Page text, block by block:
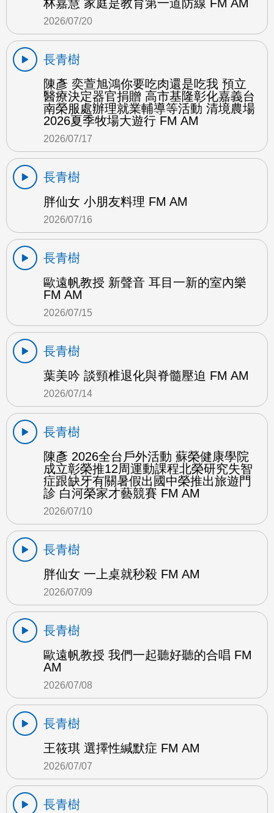
林嘉慧 家庭是教育第一道防線 FM AM
2026/07/20
長青樹
陳彥 奕萱旭鴻你要吃肉還是吃我 預立
醫療決定器官捐贈 高市基隆彰化嘉義台
南榮服處辦理就業輔導等活動 清境農場
2026夏季牧場大遊行 FM AM
2026/07/17
長青樹
胖仙女 小朋友料理 FM AM
2026/07/16
長青樹
歐遠帆教授 新聲音 耳目一新的室內樂
FM AM
2026/07/15
長青樹
葉美吟 談頸椎退化與脊髓壓迫 FM AM
2026/07/14
長青樹
陳彥 2026全台戶外活動 蘇榮健康學院
成立彰榮推12周運動課程北榮研究失智
症跟缺牙有關暑假出國中榮推出旅遊門
診 白河榮家才藝競賽 FM AM
2026/07/10
長青樹
胖仙女 一上桌就秒殺 FM AM
2026/07/09
長青樹
歐遠帆教授 我們一起聽好聽的合唱 FM
AM
2026/07/08
長青樹
王筱琪 選擇性緘默症 FM AM
2026/07/07
長青樹